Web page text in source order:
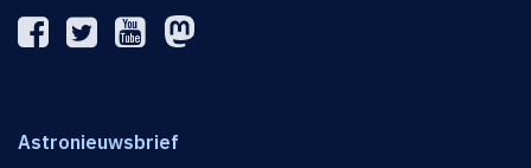
Astronieuwsbrief